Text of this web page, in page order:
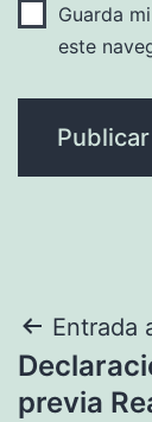
Guarda
este
de
Entrada
previa